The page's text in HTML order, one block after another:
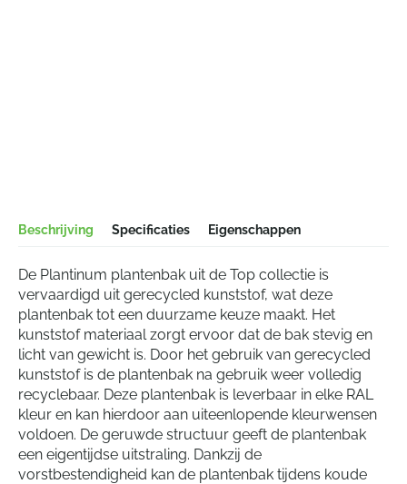
Beschrijving Specificaties Eigenschappen
De Plantinum plantenbak uit de Top collectie is
vervaardigd uit gerecycled kunststof, wat deze
plantenbak tot een duurzame keuze maakt. Het
kunststof materiaal zorgt ervoor dat de bak stevig en
licht van gewicht is. Door het gebruik van gerecycled
kunststof is de plantenbak na gebruik weer volledig
recyclebaar. Deze plantenbak is leverbaar in elke RAL
kleur en kan hierdoor aan uiteenlopende kleurwensen
voldoen. De geruwde structuur geeft de plantenbak
een eigentijdse uitstraling. Dankzij de
vorstbestendigheid kan de plantenbak tijdens koude